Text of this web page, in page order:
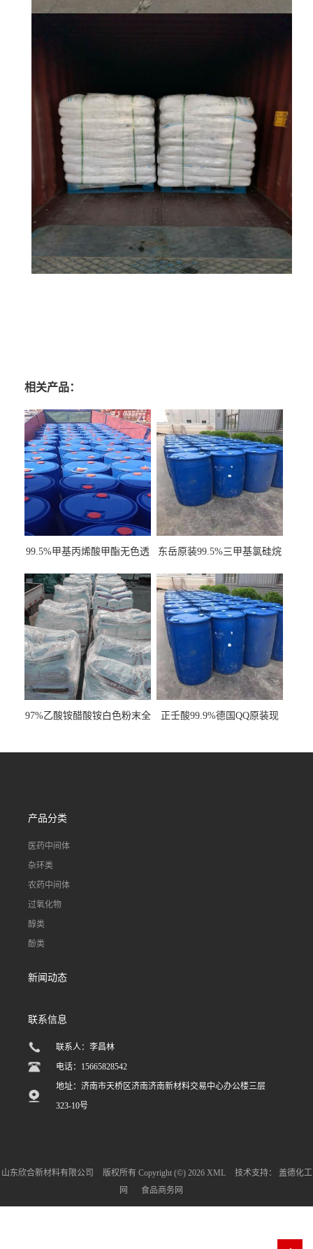
相关产品：
99.5%甲基丙烯酸甲酯无色透
东岳原装99.5%三甲基氯硅烷
97%乙酸铵醋酸铵白色粉末全
正壬酸99.9%德国QQ原装现
产品分类
医药中间体
杂环类
农药中间体
过氧化物
醇类
酚类
新闻动态
联系信息
联系人：李昌林
电话：15665828542
地址：济南市天桥区济南济南新材料交易中心办公楼三层
323-10号
山东欣合新材料有限公司 版权所有 Copyright (©) 2026 XML 技术支持：
盖德化工
网
食品商务网